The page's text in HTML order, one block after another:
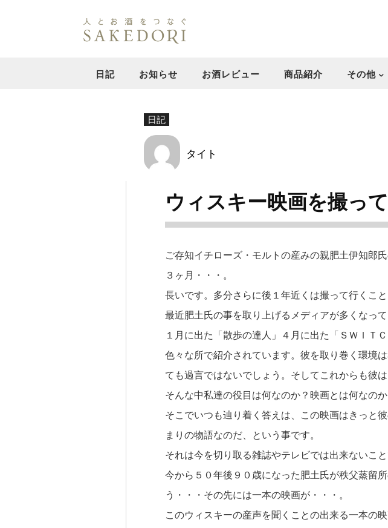
日記 お知らせ お酒レビュー 商品紹介 その他
日記
タイト
ウィスキー映画を撮っ
ご存知イチローズ・モルトの産みの親肥土伊知郎
３ヶ月・・・。
長いです。多分さらに後１年近くは撮って行くこと
最近肥土氏の事を取り上げるメディアが多くなって
１月に出た「散歩の達人」４月に出た「ＳＷＩＴ
色々な所で紹介されています。彼を取り巻く環境
ても過言ではないでしょう。そしてこれからも彼
そんな中私達の役目は何なのか？映画とは何なの
そこでいつも辿り着く答えは、この映画はきっと
まりの物語なのだ、という事です。
それは今を切り取る雑誌やテレビでは出来ないこ
今から５０年後９０歳になった肥土氏が秩父蒸留
う・・・その先には一本の映画が・・・。
このウィスキーの産声を聞くことの出来る一本の映